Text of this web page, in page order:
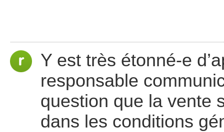
Y est très étonné-e
responsable
question que la vente
dans les conditions